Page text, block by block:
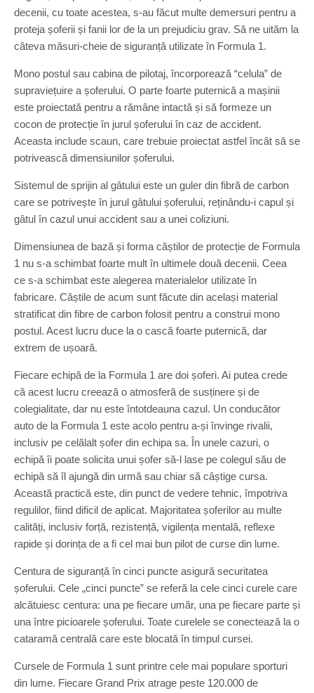
decenii, cu toate acestea, s-au făcut multe demersuri pentru a
proteja șoferii și fanii lor de la un prejudiciu grav. Să ne uităm la
câteva măsuri-cheie de siguranță utilizate în Formula 1.
Mono postul sau cabina de pilotaj, încorporează “celula” de
supraviețuire a șoferului. O parte foarte puternică a mașinii
este proiectată pentru a rămâne intactă și să formeze un
cocon de protecție în jurul șoferului în caz de accident.
Aceasta include scaun, care trebuie proiectat astfel încât să se
potrivească dimensiunilor șoferului.
Sistemul de sprijin al gâtului este un guler din fibră de carbon
care se potrivește în jurul gâtului șoferului, reținându-i capul și
gâtul în cazul unui accident sau a unei coliziuni.
Dimensiunea de bază și forma căștilor de protecție de Formula
1 nu s-a schimbat foarte mult în ultimele două decenii. Ceea
ce s-a schimbat este alegerea materialelor utilizate în
fabricare. Căștile de acum sunt făcute din același material
stratificat din fibre de carbon folosit pentru a construi mono
postul. Acest lucru duce la o cască foarte puternică, dar
extrem de ușoară.
Fiecare echipă de la Formula 1 are doi șoferi. Ai putea crede
că acest lucru creează o atmosferă de susținere și de
colegialitate, dar nu este întotdeauna cazul. Un conducător
auto de la Formula 1 este acolo pentru a-și învinge rivalii,
inclusiv pe celălalt șofer din echipa sa. În unele cazuri, o
echipă îi poate solicita unui șofer să-l lase pe colegul său de
echipă să îl ajungă din urmă sau chiar să câștige cursa.
Această practică este, din punct de vedere tehnic, împotriva
regulilor, fiind dificil de aplicat. Majoritatea șoferilor au multe
calități, inclusiv forță, rezistență, vigilența mentală, reflexe
rapide și dorința de a fi cel mai bun pilot de curse din lume.
Centura de siguranță în cinci puncte asigură securitatea
șoferului. Cele „cinci puncte” se referă la cele cinci curele care
alcătuiesc centura: una pe fiecare umăr, una pe fiecare parte și
una între picioarele șoferului. Toate curelele se conectează la o
cataramă centrală care este blocată în timpul cursei.
Cursele de Formula 1 sunt printre cele mai populare sporturi
din lume. Fiecare Grand Prix atrage peste 120.000 de